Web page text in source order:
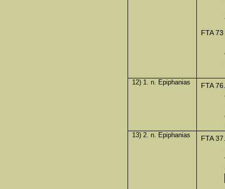
FTA 73
12) 1. n. Epiphanias
FTA 76.
13) 2. n. Epiphanias
FTA 37.